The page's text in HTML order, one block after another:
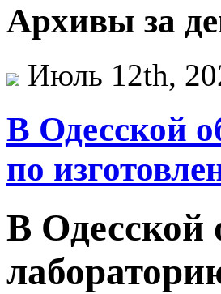
Архивы за
Июль 12th,
В Одесской
по
В Одесской